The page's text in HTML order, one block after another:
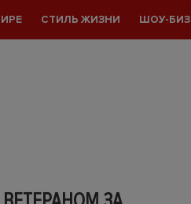
СТИЛЬ ЖИЗНИ ШОУ-БИЗ